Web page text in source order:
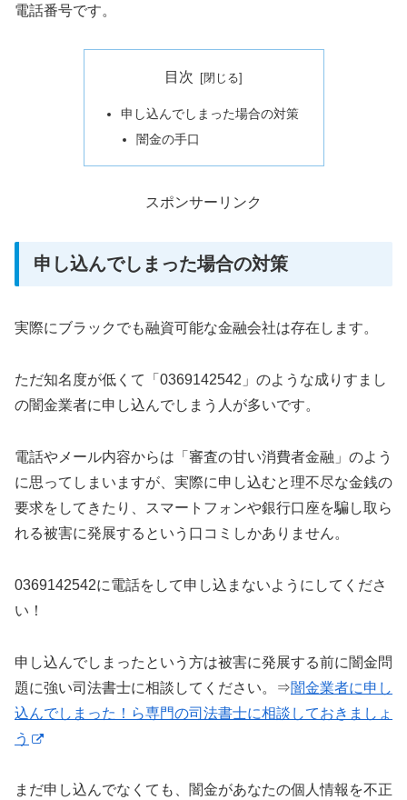
電話番号です。
目次
申し込んでしまった場合の対策
闇金の手口
スポンサーリンク
申し込んでしまった場合の対策
実際にブラックでも融資可能な金融会社は存在します。
ただ知名度が低くて「0369142542」のような成りすまし
の闇金業者に申し込んでしまう人が多いです。
電話やメール内容からは「審査の甘い消費者金融」のよう
に思ってしまいますが、実際に申し込むと理不尽な金銭の
要求をしてきたり、スマートフォンや銀行口座を騙し取ら
れる被害に発展するという口コミしかありません。
0369142542に電話をして申し込まないようにしてくださ
い！
申し込んでしまったという方は被害に発展する前に闇金問
題に強い司法書士に相談してください。⇒闇金業者に申し
込んでしまった！ら専門の司法書士に相談しておきましょ
う
まだ申し込んでなくても、闇金があなたの個人情報を不正